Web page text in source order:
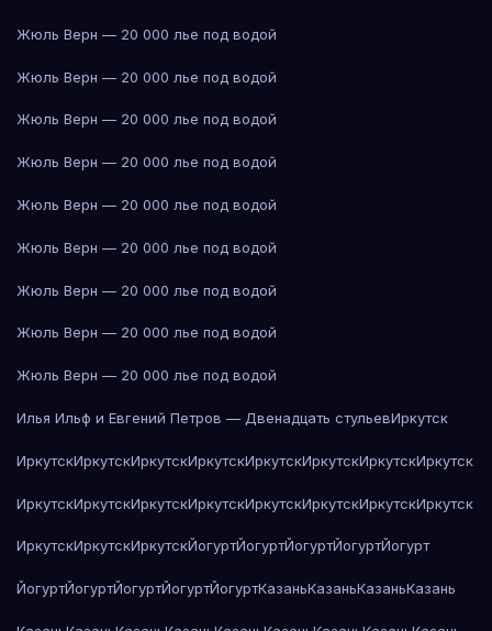
Жюль Верн — 20 000 лье под водой
Жюль Верн — 20 000 лье под водой
Жюль Верн — 20 000 лье под водой
Жюль Верн — 20 000 лье под водой
Жюль Верн — 20 000 лье под водой
Жюль Верн — 20 000 лье под водой
Жюль Верн — 20 000 лье под водой
Жюль Верн — 20 000 лье под водой
Жюль Верн — 20 000 лье под водой
Илья Ильф и Евгений Петров — Двенадцать стульевИркутск
ИркутскИркутскИркутскИркутскИркутскИркутскИркутскИркутск
ИркутскИркутскИркутскИркутскИркутскИркутскИркутскИркутск
ИркутскИркутскИркутскЙогуртЙогуртЙогуртЙогуртЙогурт
ЙогуртЙогуртЙогуртЙогуртЙогуртКазаньКазаньКазаньКазань